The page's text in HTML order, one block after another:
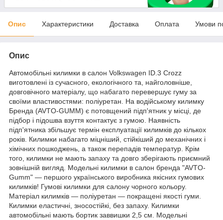
Опис Характеристики Доставка Оплата Умови
Опис
Автомобільні килимки в салон Volkswagen ID.3 Crozz
виготовлені із сучасного, екологічного та, найголовніше,
довговічного матеріалу, що набагато перевершує гуму за
своїми властивостями: поліуретан. На водійському килимку
Бренда (AVTO-GUMM) є потовщений підп'ятник у місці, де
підбор і підошва взуття контактує з гумою. Наявність
підп'ятника збільшує термін експлуатації килимків до кількох
років. Килимки набагато міцніший, стійкіший до механічних і
хімічних пошкоджень, а також перепадів температур. Крім
того, килимки не мають запаху та довго зберігають приємний
зовнішній вигляд. Модельні килимки в салон бренда "AVTO-
Gumm" — першого українського виробника якісних гумових
килимків! Гумові килимки для салону чорного кольору.
Матеріал килимків — поліуретан — покращені якості гуми.
Килимки еластичні, зносостійкі, без запаху. Килимки
автомобільні мають бортик заввишки 2,5 см. Модельні